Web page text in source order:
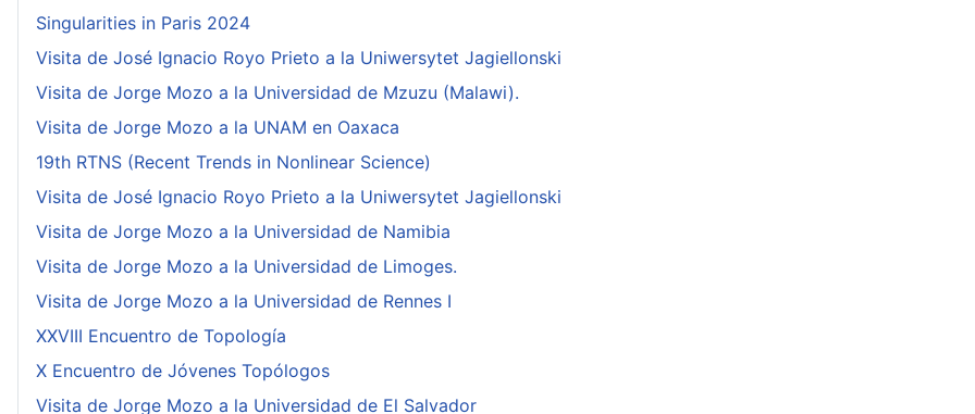
Singularities in Paris 2024
Visita de José Ignacio Royo Prieto a la Uniwersytet Jagiellonski
Visita de Jorge Mozo a la Universidad de Mzuzu (Malawi).
Visita de Jorge Mozo a la UNAM en Oaxaca
19th RTNS (Recent Trends in Nonlinear Science)
Visita de José Ignacio Royo Prieto a la Uniwersytet Jagiellonski
Visita de Jorge Mozo a la Universidad de Namibia
Visita de Jorge Mozo a la Universidad de Limoges.
Visita de Jorge Mozo a la Universidad de Rennes I
XXVIII Encuentro de Topología
X Encuentro de Jóvenes Topólogos
Visita de Jorge Mozo a la Universidad de El Salvador